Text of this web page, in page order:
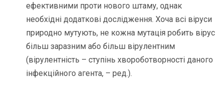
ефективними проти нового штаму, однак
необхідні додаткові дослідження. Хоча всі віруси
природно мутують, не кожна мутація робить вірус
більш заразним або більш вірулентним
(вірулентність – ступінь хвороботворності даного
інфекційного агента, – ред.).